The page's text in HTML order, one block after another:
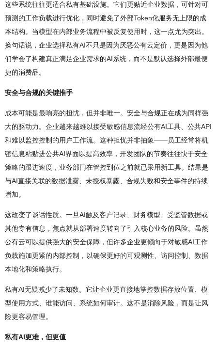
这些系统往往更适合私有基础设施。它们更贴近企业数据，可针对可
预测的工作负载进行优化，同时避免了外部Token化服务无上限的成
本结构。当模型在内部业务流程中被反复使用时，这一点尤为突出。
换句话说，企业选择私有AI不只是因为厌恶公有云定价，更是因为他
们学会了构建真正满足企业需求的AI系统，而不是默认选择外部最便
捷的消费品。
安全与合规的关键推手
成本可能是最响亮的担忧，但并非唯一。安全与合规正在成为同样强
大的驱动力。企业越来越难以接受敏感信息流经公有AI工具、公共API
和难以监控控制的用户工作流。这种担忧并非抽象——员工经常将机
密信息粘贴进公共AI界面以提高效率，开发团队的节奏往往快于安全
策略的跟进速度，业务部门在管控到位之前就已采用新工具。结果是
与AI直接关联的数据泄露、未授权暴露、合规失败和安全事件的持续
增加。
这改变了谈话性质。一旦AI触及客户记录、财务模型、受监管数据或
其他专有信息，焦点就从部署速度转向了引入核心业务的风险。虽然
公有云可以提供强大的安全保障，但许多企业更倾向于对敏感AI工作
负载施加更紧的内部控制，以确保更好的可观测性、访问控制、数据
本地化和策略执行。
私有AI无疑减少了未知数。它让企业更直接地掌控数据存放位置、模
型使用方式、谁能访问、系统如何审计。这不是消除风险，而是让风
险更容易管理。
私有AI更难，但更值